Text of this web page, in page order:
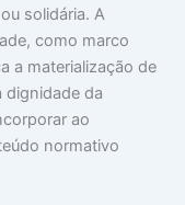
solidária. A
como marco
a materialização de
dignidade da
ao
normativo